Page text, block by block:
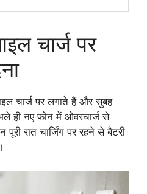
चार्ज पर
चार्ज पर लगाते हैं और सुबह
ही नए फोन में ओवरचार्ज से
पूरी रात चार्जिंग पर रहने से बैटरी